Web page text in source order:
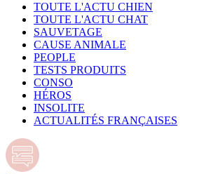
TOUTE L'ACTU CHIEN
TOUTE L'ACTU CHAT
SAUVETAGE
CAUSE ANIMALE
PEOPLE
TESTS PRODUITS
CONSO
HÉROS
INSOLITE
ACTUALITÉS FRANÇAISES